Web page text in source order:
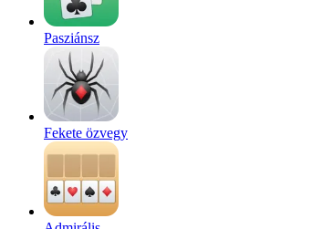
Pasziánsz
Fekete özvegy